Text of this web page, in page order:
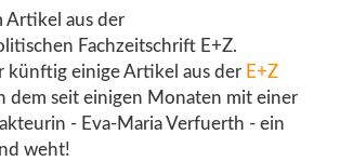
Artikel aus der
Fachzeitschrift E+Z.
künftig einige Artikel aus der E+Z
dem seit einigen Monaten mit einer
- Eva-Maria Verfuerth - ein
weht!